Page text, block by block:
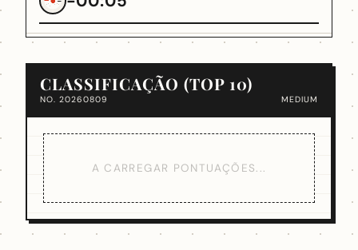
CLASSIFICAÇÃO (TOP 10)
NO. 20260809 MEDIUM
A CARREGAR PONTUAÇÕES...